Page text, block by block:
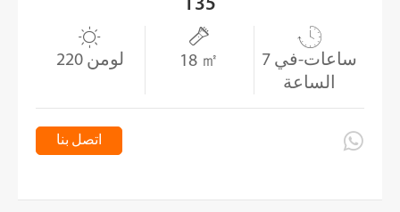
T35

220 لومن

18 ㎡

7 ساعات-في
الساعة
اتصل بنا 